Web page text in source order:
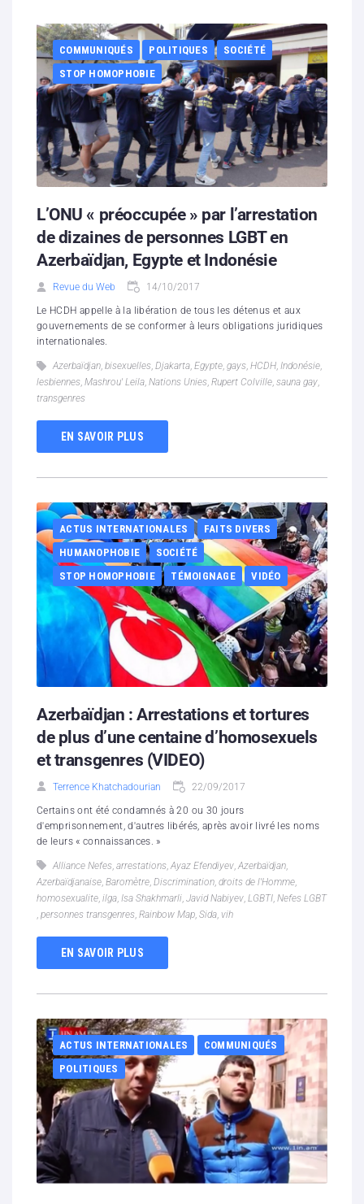
COMMUNIQUÉS POLITIQUES
SOCIÉTÉ
STOP HOMOPHOBIE
L’ONU « préoccupée » par l’arrestation
de dizaines de personnes LGBT en
Azerbaïdjan, Egypte et Indonésie
Revue du Web 14/10/2017
Le HCDH appelle à la libération de tous les détenus et aux
gouvernements de se conformer à leurs obligations juridiques
internationales.
Azerbaïdjan, bisexuelles, Djakarta, Egypte, gays, HCDH, Indonésie,
lesbiennes, Mashrou' Leila, Nations Unies, Rupert Colville, sauna gay,
transgenres
EN SAVOIR PLUS
ACTUS INTERNATIONALES
FAITS DIVERS
HUMANOPHOBIE
SOCIÉTÉ
STOP HOMOPHOBIE
TÉMOIGNAGE VIDÉO
Azerbaïdjan : Arrestations et tortures
de plus d’une centaine d’homosexuels
et transgenres (VIDEO)
Terrence Khatchadourian 22/09/2017
Certains ont été condamnés à 20 ou 30 jours
d'emprisonnement, d'autres libérés, après avoir livré les noms
de leurs « connaissances. »
Alliance Nefes, arrestations, Ayaz Efendiyev, Azerbaïdjan,
Azerbaïdjanaise, Baromètre, Discrimination, droits de l'Homme,
homosexualite, ilga, Isa Shakhmarli, Javid Nabiyev, LGBTI, Nefes LGBT
, personnes transgenres, Rainbow Map, Sida, vih
EN SAVOIR PLUS
ACTUS INTERNATIONALES
COMMUNIQUÉS
POLITIQUES